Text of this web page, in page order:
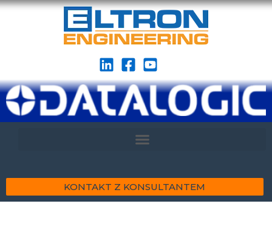
KONTAKT Z KONSULTANTEM